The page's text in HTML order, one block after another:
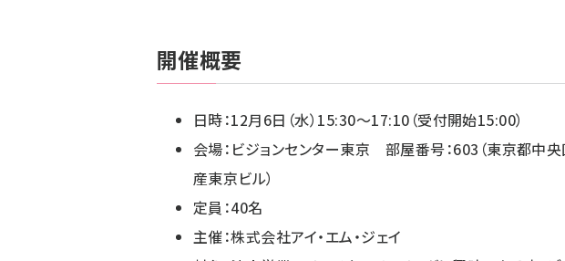
開催概要
日時：12月6日（水）15:30～17:10（受付開始15:00）
会場：ビジョンセンター東京 部屋番号：603（東京都中
産東京ビル）
定員：40名
主催：株式会社アイ・エム・ジェイ